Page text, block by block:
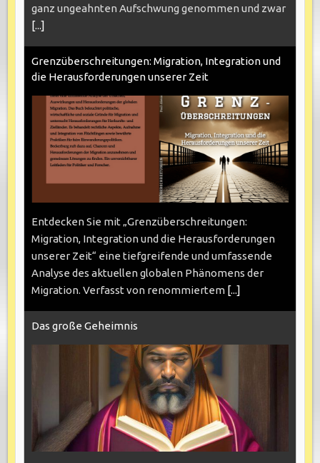
ganz ungeahnten Aufschwung genommen und zwar
[...]
Grenzüberschreitungen: Migration, Integration und
die Herausforderungen unserer Zeit
Entdecken Sie mit „Grenzüberschreitungen:
Migration, Integration und die Herausforderungen
unserer Zeit“ eine tiefgreifende und umfassende
Analyse des aktuellen globalen Phänomens der
Migration. Verfasst von renommiertem [...]
Das große Geheimnis